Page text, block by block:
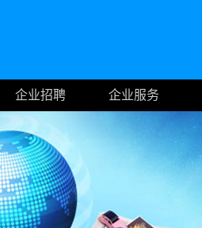
企业招聘 企业服务